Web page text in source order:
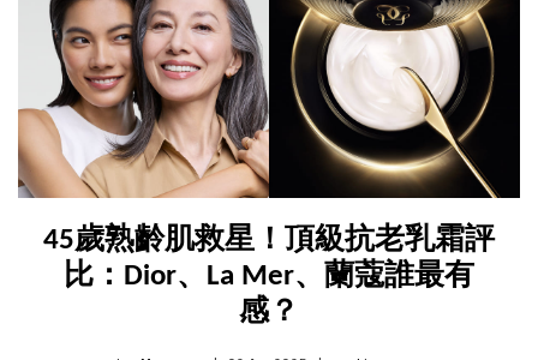
45歲熟齡肌救星！頂級抗老乳霜評
比：Dior、La Mer、蘭蔻誰最有
感？